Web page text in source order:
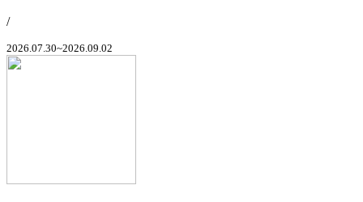
/
2026.07.30~2026.09.02